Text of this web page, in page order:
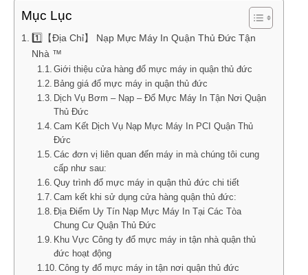
Mục Lục
1️⃣【Địa Chỉ】 Nạp Mực Máy In Quận Thủ Đức Tận
Nhà ™
Giới thiệu cửa hàng đổ mực máy in quận thủ đức
Bảng giá đổ mực máy in quận thủ đức
Dịch Vụ Bơm – Nạp – Đổ Mực Máy In Tận Nơi Quận
Thủ Đức
Cam Kết Dịch Vụ Nạp Mực Máy In PCI Quận Thủ
Đức
Các đơn vị liên quan đến máy in mà chúng tôi cung
cấp như sau:
Quy trình đổ mực máy in quận thủ đức chi tiết
Cam kết khi sử dụng cửa hàng quận thủ đức:
Địa Điểm Uy Tín Nạp Mực Máy In Tại Các Tòa
Chung Cư Quận Thủ Đức
Khu Vực Công ty đổ mực máy in tận nhà quận thủ
đức hoạt động
Công ty đổ mực máy in tận nơi quận thủ đức